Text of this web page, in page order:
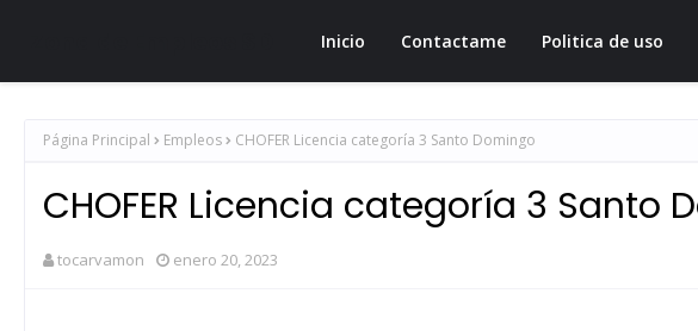
Inicio Contactame Politica de uso
Página Principal Empleos CHOFER Licencia categoría 3 Santo Domingo
CHOFER Licencia categoría 3 Santo
tocarvamon enero 20, 2023